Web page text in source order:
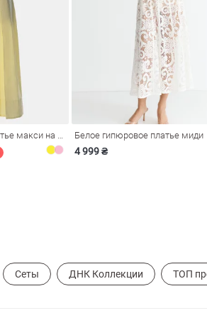
Белое гипюровое платье миди
4 999 ₴
Сеты ДНК Коллекции ТОП